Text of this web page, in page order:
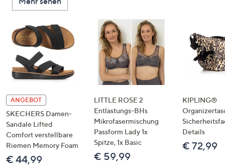
ANGEBOT
SKECHERS Damen-
Sandale Lifted
Comfort verstellbare
Riemen Memory Foam
€ 44,99
LITTLE ROSE 2
Entlastungs-BHs
Mikrofasermischung
Passform Lady 1x
Spitze, 1x Basic
€ 59,99
KIPLING®
Details
€ 72,99